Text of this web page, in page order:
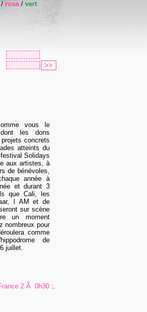
/ rose / vert
vous le
les dons
concrets
atteints du
Solidays
aux artistes, à
de bénévoles,
année à
et durant 3
que Cali, les
I AM et de
sur scène
un moment
nombreux pour
comme
de
juillet.
2 Ã 0h30 :.